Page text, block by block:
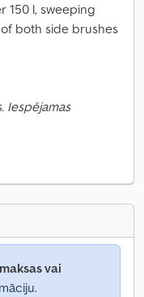
150 l, sweeping
both side brushes
Iespējamas
vai